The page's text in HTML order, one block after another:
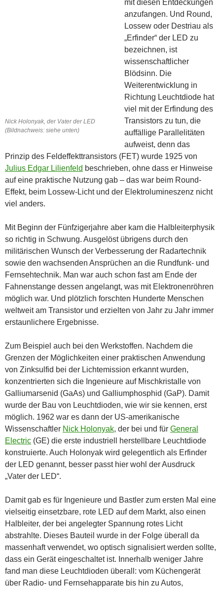
Nick Holonyak, der Vater der LED
(Bildnachweis: siehe unten)
mit diesen Entdeckungen
anzufangen. Und Round,
Lossew oder Destriau als
„Erfinder“ der LED zu
bezeichnen, ist
wissenschaftlicher
Blödsinn. Die
Weiterentwicklung in
Richtung Leuchtdiode hat
viel mit der Erfindung des
Transistors zu tun, die
auffällige Parallelitäten
aufweist, denn das
Prinzip des Feldeffekttransistors (FET) wurde 1925 von
Julius Edgar Lilienfeld beschrieben, ohne dass er Hinweise
auf eine praktische Nutzung gab – das war beim Round-
Effekt, beim Lossew-Licht und der Elektrolumineszenz nicht
viel anders.
Mit Beginn der Fünfzigerjahre aber kam die Halbleiterphysik
so richtig in Schwung. Ausgelöst übrigens durch den
militärischen Wunsch der Verbesserung der Radartechnik
sowie den wachsenden Ansprüchen an die Rundfunk- und
Fernsehtechnik. Man war auch schon fast am Ende der
Fahnenstange dessen angelangt, was mit Elektronenröhren
möglich war. Und plötzlich forschten Hunderte Menschen
weltweit am Transistor und erzielten von Jahr zu Jahr immer
erstaunlichere Ergebnisse.
Zum Beispiel auch bei den Werkstoffen. Nachdem die
Grenzen der Möglichkeiten einer praktischen Anwendung
von Zinksulfid bei der Lichtemission erkannt wurden,
konzentrierten sich die Ingenieure auf Mischkristalle von
Galliumarsenid (GaAs) und Galliumphosphid (GaP). Damit
wurde der Bau von Leuchtdioden, wie wir sie kennen, erst
möglich. 1962 war es dann der US-amerikanische
Wissenschaftler Nick Holonyak, der bei und für General
Electric (GE) die erste industriell herstellbare Leuchtdiode
konstruierte. Auch Holonyak wird gelegentlich als Erfinder
der LED genannt, besser passt hier wohl der Ausdruck
„Vater der LED“.
Damit gab es für Ingenieure und Bastler zum ersten Mal eine
vielseitig einsetzbare, rote LED auf dem Markt, also einen
Halbleiter, der bei angelegter Spannung rotes Licht
abstrahlte. Dieses Bauteil wurde in der Folge überall da
massenhaft verwendet, wo optisch signalisiert werden sollte,
dass ein Gerät eingeschaltet ist. Innerhalb weniger Jahre
fand man diese Leuchtdioden überall: vom Küchengerät
über Radio- und Fernsehapparate bis hin zu Autos,